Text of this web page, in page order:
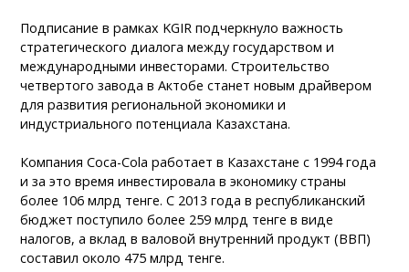
Подписание в рамках KGIR подчеркнуло важность
стратегического диалога между государством и
международными инвесторами. Строительство
четвертого завода в Актобе станет новым драйвером
для развития региональной экономики и
индустриального потенциала Казахстана.
Компания Coca-Cola работает в Казахстане с 1994 года
и за это время инвестировала в экономику страны
более 106 млрд тенге. С 2013 года в республиканский
бюджет поступило более 259 млрд тенге в виде
налогов, а вклад в валовой внутренний продукт (ВВП)
составил около 475 млрд тенге.